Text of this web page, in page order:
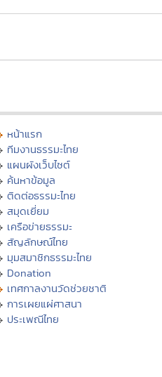
หน้าแรก
ทีมงานธรรมะไทย
แผนผังเว็บไซต์
ค้นหาข้อมูล
ติดต่อธรรมะไทย
สมุดเยี่ยม
เครือข่ายธรรมะ
สัญลักษณ์ไทย
มุมสมาชิกธรรมะไทย
Donation
เทศกาลงานวัดช่วยชาติ
การเผยแผ่ศาสนา
ประเพณีไทย